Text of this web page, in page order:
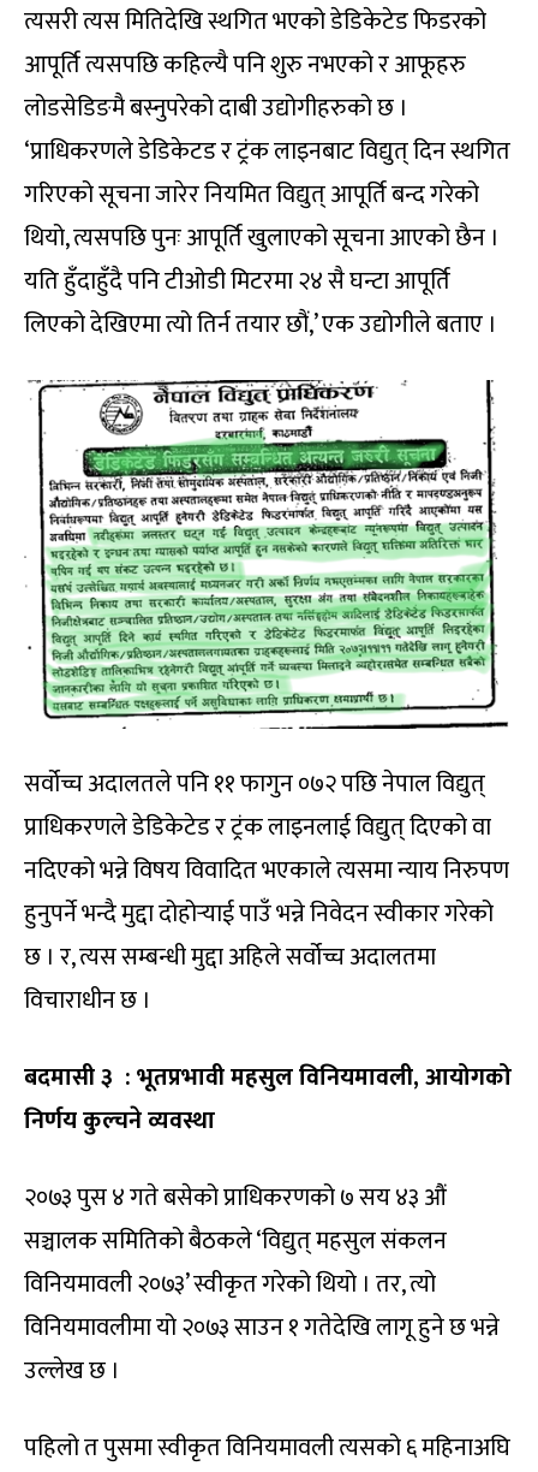
त्यसरी त्यस मितिदेखि स्थगित भएको डेडिकेटेड फिडरको
आपूर्ति त्यसपछि कहिल्यै पनि शुरु नभएको र आफूहरु
लोडसेडिङमै बस्नुपरेको दाबी उद्योगीहरुको छ ।
‘प्राधिकरणले डेडिकेटड र ट्रंक लाइनबाट विद्युत् दिन स्थगित
गरिएको सूचना जारेर नियमित विद्युत् आपूर्ति बन्द गरेको
थियो, त्यसपछि पुनः आपूर्ति खुलाएको सूचना आएको छैन ।
यति हुँदाहुँदै पनि टीओडी मिटरमा २४ सै घन्टा आपूर्ति
लिएको देखिएमा त्यो तिर्न तयार छौं,’ एक उद्योगीले बताए ।
सर्वोच्च अदालतले पनि ११ फागुन ०७२ पछि नेपाल विद्युत्
प्राधिकरणले डेडिकेटेड र ट्रंक लाइनलाई विद्युत् दिएको वा
नदिएको भन्ने विषय विवादित भएकाले त्यसमा न्याय निरुपण
हुनुपर्ने भन्दै मुद्दा दोहोर्‍याई पाउँ भन्ने निवेदन स्वीकार गरेको
छ । र, त्यस सम्बन्धी मुद्दा अहिले सर्वोच्च अदालतमा
विचाराधीन छ ।
बदमासी ३ : भूतप्रभावी महसुल विनियमावली, आयोगको
निर्णय कुल्चने व्यवस्था
२०७३ पुस ४ गते बसेको प्राधिकरणको ७ सय ४३ औं
सञ्चालक समितिको बैठकले ‘विद्युत् महसुल संकलन
विनियमावली २०७३’ स्वीकृत गरेको थियो । तर, त्यो
विनियमावलीमा यो २०७३ साउन १ गतेदेखि लागू हुने छ भन्ने
उल्लेख छ ।
पहिलो त पुसमा स्वीकृत विनियमावली त्यसको ६ महिनाअघि